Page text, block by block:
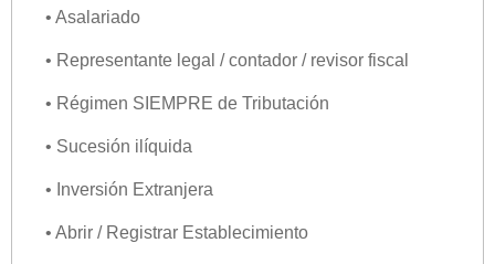
• Asalariado
• Representante legal / contador / revisor fiscal
• Régimen SIEMPRE de Tributación
• Sucesión ilíquida
• Inversión Extranjera
• Abrir / Registrar Establecimiento